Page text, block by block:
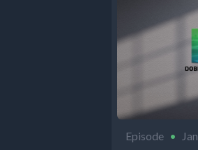
Episode •